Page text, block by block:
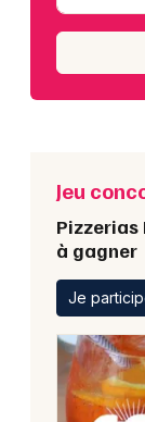
Jeu
Pizzerias
à gagner
Je